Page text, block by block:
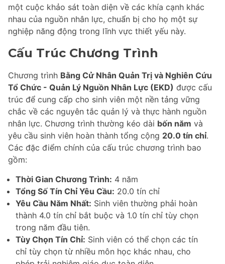
một cuộc khảo sát toàn diện về các khía cạnh khác
nhau của nguồn nhân lực, chuẩn bị cho họ một sự
nghiệp năng động trong lĩnh vực thiết yếu này.
Cấu Trúc Chương Trình
Chương trình Bằng Cử Nhân Quản Trị và Nghiên Cứu
Tổ Chức - Quản Lý Nguồn Nhân Lực (EKD) được cấu
trúc để cung cấp cho sinh viên một nền tảng vững
chắc về các nguyên tắc quản lý và thực hành nguồn
nhân lực. Chương trình thường kéo dài bốn năm và
yêu cầu sinh viên hoàn thành tổng cộng 20.0 tín chỉ.
Các đặc điểm chính của cấu trúc chương trình bao
gồm:
Thời Gian Chương Trình: 4 năm
Tổng Số Tín Chỉ Yêu Cầu: 20.0 tín chỉ
Yêu Cầu Năm Nhất: Sinh viên thường phải hoàn
thành 4.0 tín chỉ bắt buộc và 1.0 tín chỉ tùy chọn
trong năm đầu tiên.
Tùy Chọn Tín Chỉ: Sinh viên có thể chọn các tín
chỉ tùy chọn từ nhiều môn học khác nhau, cho